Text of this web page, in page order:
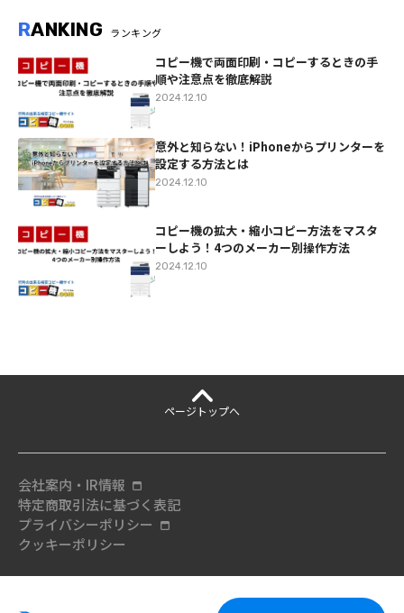
RANKING ランキング
コピー機で両面印刷・コピーするときの手
順や注意点を徹底解説
2024.12.10
意外と知らない！iPhoneからプリンターを
設定する方法とは
2024.12.10
コピー機の拡大・縮小コピー方法をマスタ
ーしよう！4つのメーカー別操作方法
2024.12.10
ページ トップへ
会社案内・IR情報
特定商取引法に基づく表記
プライバシーポリシー
クッキーポリシー